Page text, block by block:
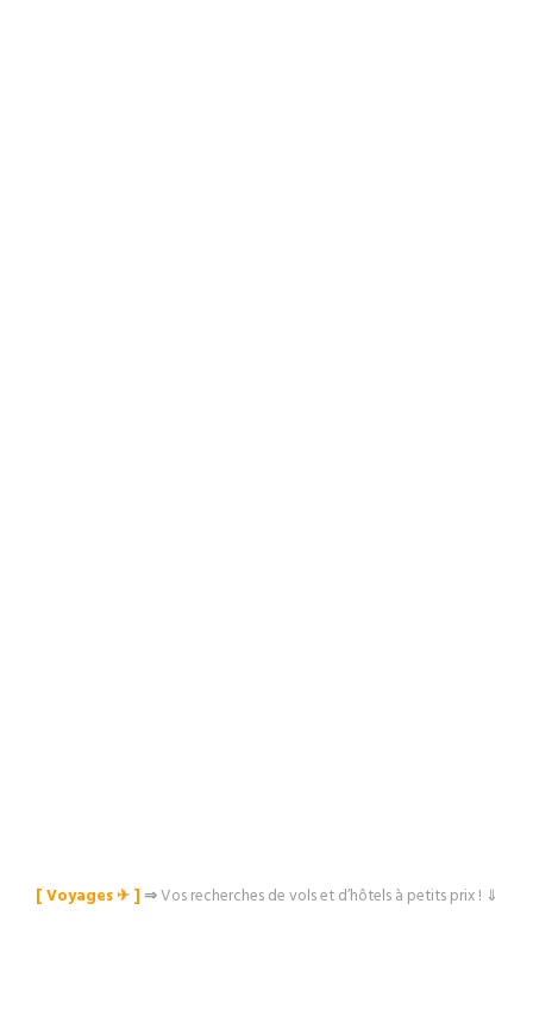
[ Voyages ✈︎ ]⇒Vos recherches de vols et d’hôtels à petits prix ! ⇓